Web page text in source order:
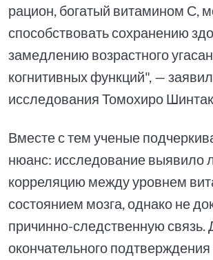
рацион, богатый витамином С,
способствовать сохранению
замедлению возрастного
когнитивных функций", —
исследования Томохиро
Вместе с тем ученые
нюанс: исследование выявило
корреляцию между уровнем
состоянием мозга, однако не
причинно-следственную связь.
окончательного подтверждения